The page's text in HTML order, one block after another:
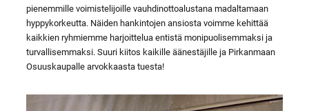
pienemmille voimistelijoille vauhdinottoalustana madaltamaan
hyppykorkeutta. Näiden hankintojen ansiosta voimme kehittää
kaikkien ryhmiemme harjoittelua entistä monipuolisemmaksi ja
turvallisemmaksi. Suuri kiitos kaikille äänestäjille ja Pirkanmaan
Osuuskaupalle arvokkaasta tuesta!